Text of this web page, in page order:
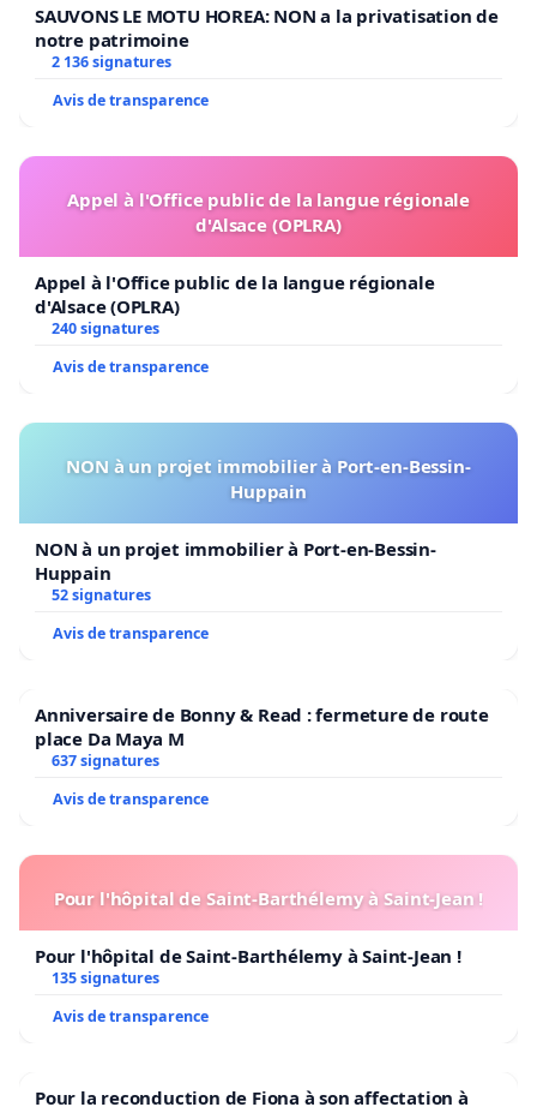
SAUVONS LE MOTU HOREA: NON a la privatisation de
notre patrimoine
2 136 signatures
Avis de transparence
Appel à l'Office public de la langue régionale
d'Alsace (OPLRA)
Appel à l'Office public de la langue régionale
d'Alsace (OPLRA)
240 signatures
Avis de transparence
NON à un projet immobilier à Port-en-Bessin-
Huppain
NON à un projet immobilier à Port-en-Bessin-
Huppain
52 signatures
Avis de transparence
Anniversaire de Bonny & Read : fermeture de route
place Da Maya M
637 signatures
Avis de transparence
Pour l'hôpital de Saint-Barthélemy à Saint-Jean !
Pour l'hôpital de Saint-Barthélemy à Saint-Jean !
135 signatures
Avis de transparence
Pour la reconduction de Fiona à son affectation à